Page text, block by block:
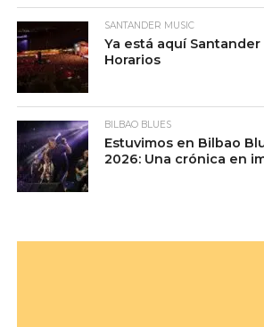
SANTANDER MUSIC
Ya está aquí Santander
Horarios
BILBAO BLUES
Estuvimos en Bilbao
2026: Una crónica en